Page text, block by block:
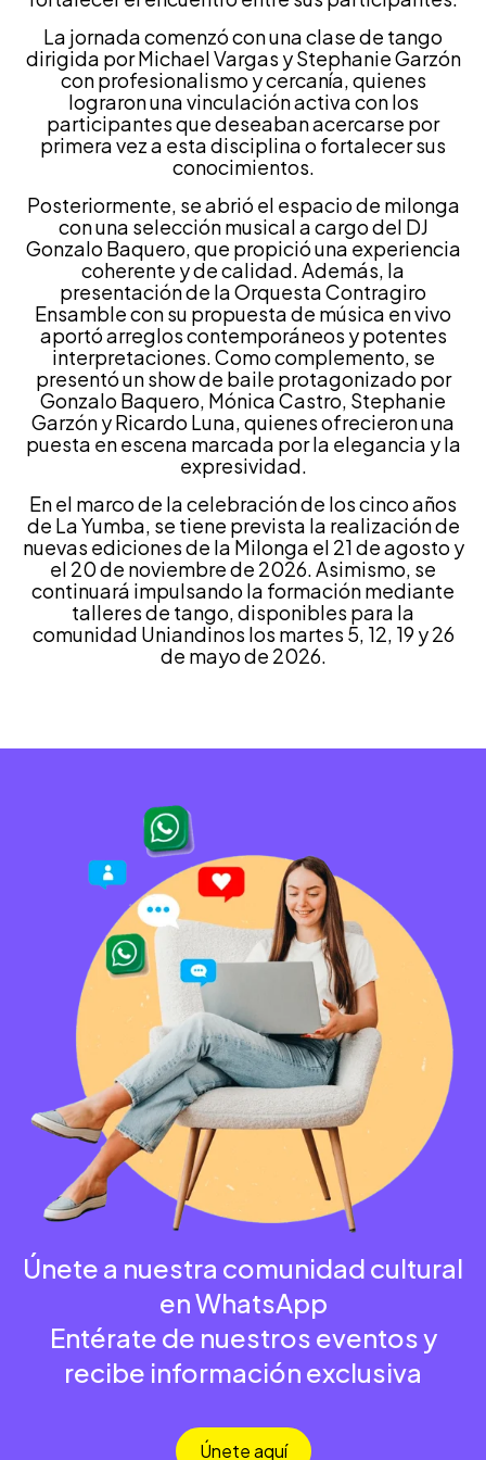
La jornada comenzó con una clase de tango
dirigida por Michael Vargas y Stephanie Garzón
con profesionalismo y cercanía, quienes
lograron una vinculación activa con los
participantes que deseaban acercarse por
primera vez a esta disciplina o fortalecer sus
conocimientos.
Posteriormente, se abrió el espacio de milonga
con una selección musical a cargo del DJ
Gonzalo Baquero, que propició una experiencia
coherente y de calidad. Además, la
presentación de la Orquesta Contragiro
Ensamble con su propuesta de música en vivo
aportó arreglos contemporáneos y potentes
interpretaciones. Como complemento, se
presentó un show de baile protagonizado por
Gonzalo Baquero, Mónica Castro, Stephanie
Garzón y Ricardo Luna, quienes ofrecieron una
puesta en escena marcada por la elegancia y la
expresividad.
En el marco de la celebración de los cinco años
de La Yumba, se tiene prevista la realización de
nuevas ediciones de la Milonga el 21 de agosto y
el 20 de noviembre de 2026. Asimismo, se
continuará impulsando la formación mediante
talleres de tango, disponibles para la
comunidad Uniandinos los martes 5, 12, 19 y 26
de mayo de 2026.
Únete a nuestra comunidad cultural
en WhatsApp
Entérate de nuestros eventos y
recibe información exclusiva
Únete aquí